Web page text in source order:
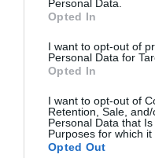
Personal Data.
Opted In
I want to opt-out of
Personal Data for
Opted In
I want to opt-out of
Retention, Sale,
Personal Data that
Purposes for which it
Opted Out